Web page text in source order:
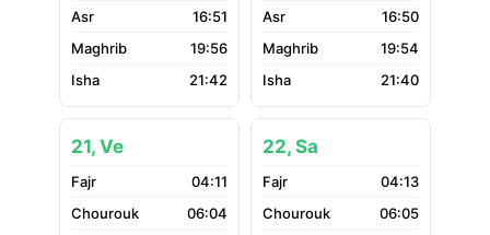
16:51
19:56
21:42
16:50
19:54
21:40
21, Ve
04:11
06:04
22, Sa
04:13
06:05